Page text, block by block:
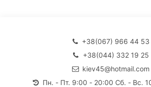
+38(067) 966 44 53
+38(044) 332 19 25
kiev45@hotmail.com
Пн. - Пт. 9:00 - 20:00 Сб. - Вс.